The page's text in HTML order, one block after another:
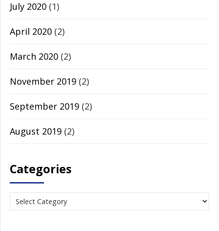
July 2020 (1)
April 2020 (2)
March 2020 (2)
November 2019 (2)
September 2019 (2)
August 2019 (2)
Categories